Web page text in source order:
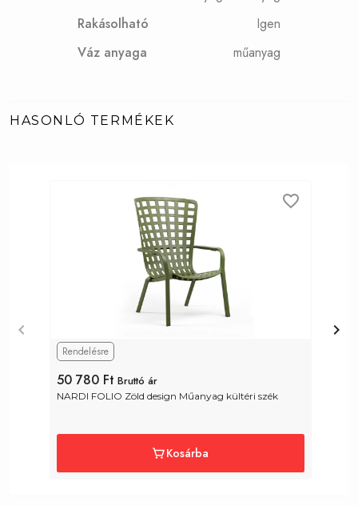
Rakásolható
Igen
Váz anyaga
műanyag
HASONLÓ TERMÉKEK
Rendelésre
50 780 Ft Bruttó ár
NARDI FOLIO Zöld design Műanyag kültéri szék
Kosárba